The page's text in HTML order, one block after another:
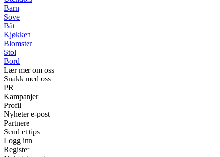
Barn
Sove
Båt
Kjøkken
Blomster
Stol
Bord
Lær mer om oss
Snakk med oss
PR
Kampanjer
Profil
Nyheter e-post
Partnere
Send et tips
Logg inn
Register